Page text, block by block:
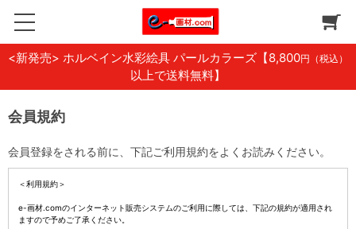
<新発売> ホルベイン水彩絵具 パールカラーズ 【8,800円（税込）
以上で送料無料】
会員規約
会員登録をされる前に、下記ご利用規約をよくお読みください。